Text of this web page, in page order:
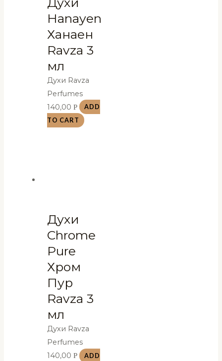
Hanayen
Ханаен
Ravza 3
мл
Духи Ravza
Perfumes
140,00Р
ADD
TO CART
Духи
Chrome
Pure
Хром
Пур
Ravza 3
мл
Духи Ravza
Perfumes
140,00Р
ADD